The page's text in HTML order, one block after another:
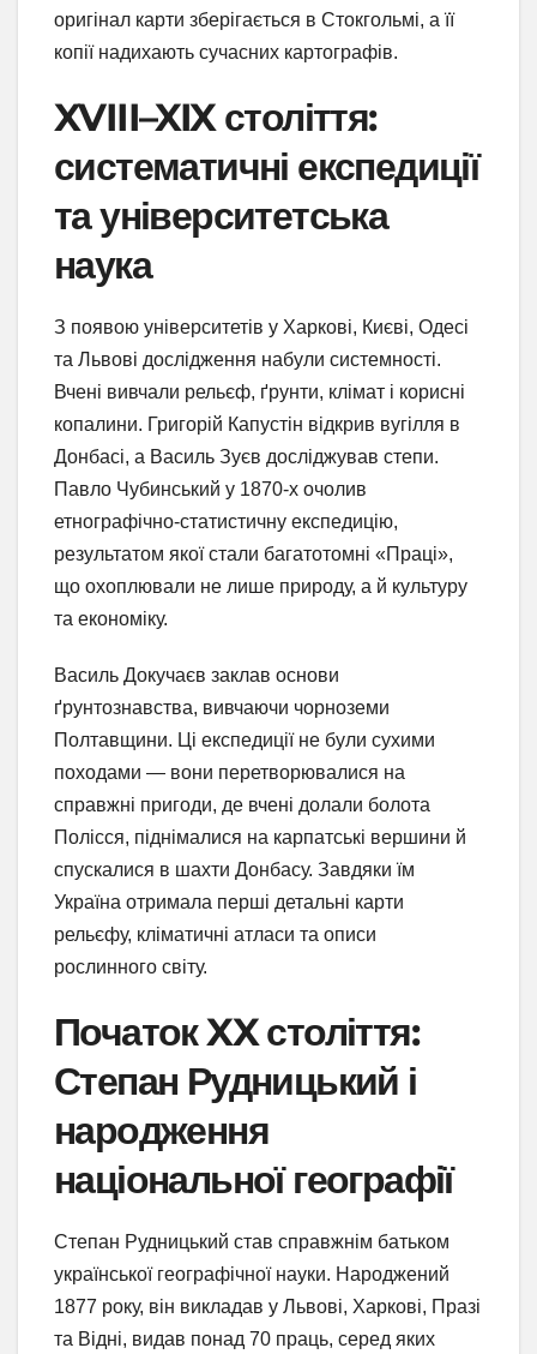
оригінал карти зберігається в Стокгольмі, а її
копії надихають сучасних картографів.
XVIII–XIX століття:
систематичні експедиції
та університетська
наука
З появою університетів у Харкові, Києві, Одесі
та Львові дослідження набули системності.
Вчені вивчали рельєф, ґрунти, клімат і корисні
копалини. Григорій Капустін відкрив вугілля в
Донбасі, а Василь Зуєв досліджував степи.
Павло Чубинський у 1870-х очолив
етнографічно-статистичну експедицію,
результатом якої стали багатотомні «Праці»,
що охоплювали не лише природу, а й культуру
та економіку.
Василь Докучаєв заклав основи
ґрунтознавства, вивчаючи чорноземи
Полтавщини. Ці експедиції не були сухими
походами — вони перетворювалися на
справжні пригоди, де вчені долали болота
Полісся, піднімалися на карпатські вершини й
спускалися в шахти Донбасу. Завдяки їм
Україна отримала перші детальні карти
рельєфу, кліматичні атласи та описи
рослинного світу.
Початок XX століття:
Степан Рудницький і
народження
національної географії
Степан Рудницький став справжнім батьком
української географічної науки. Народжений
1877 року, він викладав у Львові, Харкові, Празі
та Відні, видав понад 70 праць, серед яких